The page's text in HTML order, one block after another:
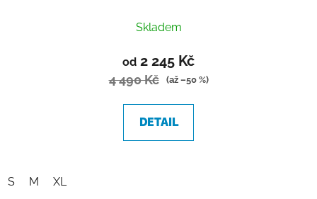
Skladem
od 2 245 Kč
4 490 Kč (až –50 %)
DETAIL
S M XL